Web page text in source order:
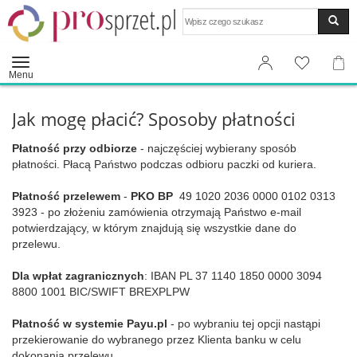
Menu
Jak mogę płacić? Sposoby płatności
Płatność przy odbiorze - najczęściej wybierany sposób
płatności. Płacą Państwo podczas odbioru paczki od kuriera.
Płatność przelewem - PKO BP 49 1020 2036 0000 0102 0313
3923 - po złożeniu zamówienia otrzymają Państwo e-mail
potwierdzający, w którym znajdują się wszystkie dane do
przelewu.
Dla wpłat zagranicznych: IBAN PL 37 1140 1850 0000 3094
8800 1001 BIC/SWIFT BREXPLPW
Płatność w systemie Payu.pl - po wybraniu tej opcji nastąpi
przekierowanie do wybranego przez Klienta banku w celu